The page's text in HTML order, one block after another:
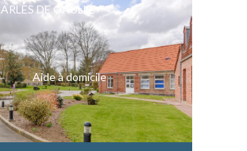
DE GAULLE
Aide à domicile